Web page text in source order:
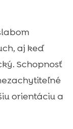
aj keď
Schopnosť
orientáciu a